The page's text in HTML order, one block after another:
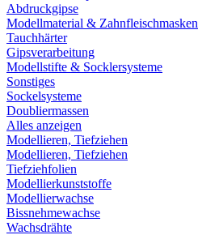
Abdruckgipse
Modellmaterial & Zahnfleischmasken
Tauchhärter
Gipsverarbeitung
Modellstifte & Socklersysteme
Sonstiges
Sockelsysteme
Doubliermassen
Alles anzeigen
Modellieren, Tiefziehen
Modellieren, Tiefziehen
Tiefziehfolien
Modellierkunststoffe
Modellierwachse
Bissnehmewachse
Wachsdrähte